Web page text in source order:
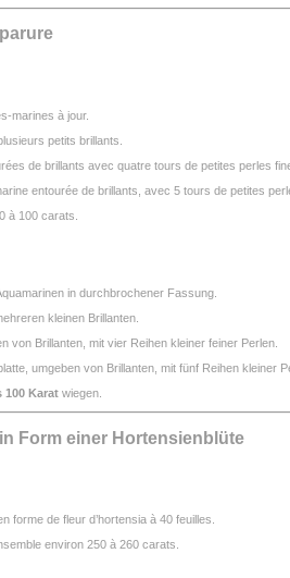
marines à jour.
petits brillants.
de brillants avec quatre tours de petites perles
entourée de brillants, avec 5 tours de petites
à 100 carats.
in durchbrochener Fassung.
kleinen Brillanten.
von Brillanten, mit vier Reihen kleiner feiner Perlen.
umgeben von Brillanten, mit fünf Reihen kleiner
100 Karat wiegen.
Form einer Hortensienblüte
forme de fleur d’hortensia à 40 feuilles.
environ 250 à 260 carats.